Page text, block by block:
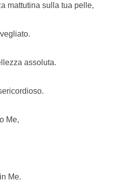
mattutina sulla tua pelle,
assoluta.
Me,
Me.